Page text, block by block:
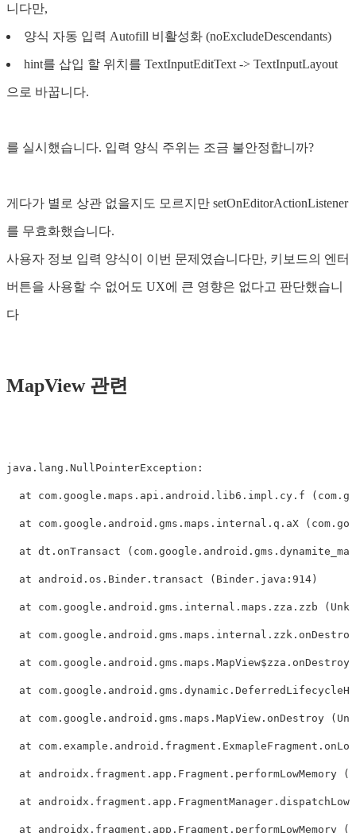
니다만,
양식 자동 입력 Autofill 비활성화 (noExcludeDescendants)
hint를 삽입 할 위치를 TextInputEditText -> TextInputLayout
으로 바꿉니다.
를 실시했습니다. 입력 양식 주위는 조금 불안정합니까?
게다가 별로 상관 없을지도 모르지만 setOnEditorActionListener
를 무효화했습니다.
사용자 정보 입력 양식이 이번 문제였습니다만, 키보드의 엔터
버튼을 사용할 수 없어도 UX에 큰 영향은 없다고 판단했습니
다
MapView 관련
java.lang.NullPointerException:
at com.google.maps.api.android.lib6.impl.cy.f
at com.google.android.gms.maps.internal.q.aX
at dt.onTransact
  at android.os.Binder.transact (Binder.java:914)
at com.google.android.gms.internal.maps.zza.zzb
at
at com.google.android.gms.maps.MapView$zza.onDestroy
at
at com.google.android.gms.maps.MapView.onDestroy
at
at androidx.fragment.app.Fragment.performLowMemory
at
at androidx.fragment.app.Fragment.performLowMemory